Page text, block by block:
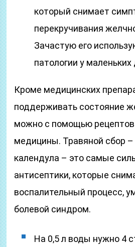
который снимает
перекручивания
Зачастую его
патологии у маленьких
Кроме медицинских
поддерживать состояние
можно с помощью рецептов
медицины. Травяной сбор
календула – это самые
антисептики, которые
воспалительный процесс,
болевой синдром.
На 0,5 л воды нужно 4